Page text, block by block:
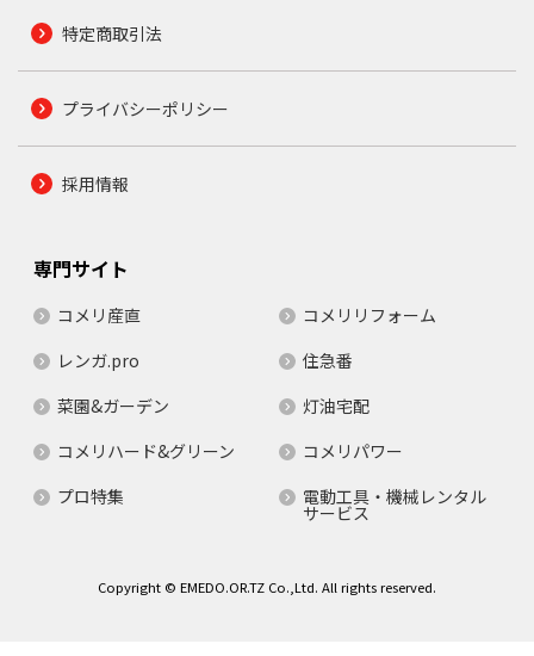
特定商取引法
プライバシーポリシー
採用情報
専門サイト
コメリ産直
コメリリフォーム
レンガ.pro
住急番
菜園&ガーデン
灯油宅配
コメリハード&グリーン
コメリパワー
プロ特集
電動工具・機械レンタル
サービス
Copyright © EMEDO.OR.TZ Co.,Ltd. All rights reserved.